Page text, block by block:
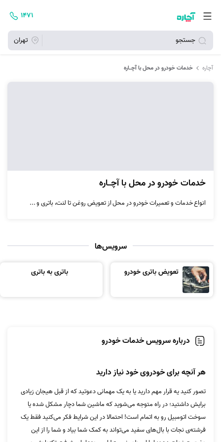
جستجو تهران
۱۴۷۱
آچاره خدمات خودرو در محل با آچــاره
خدمات خودرو در محل با آچــاره
انواع خدمات و تعمیرات خودرو در محل از تعویض روغن تا لنت، باتری و ...
سرویس‌ها
تعویض باتری خودرو باتری به باتری
درباره سرویس خدمات خودرو
هر آنچه برای خودروی خود نیاز دارید
تصور کنید یه قرار مهم دارید یا به یک مهمانی دعوتید که از قبل هیجان زیادی
برایش داشتید؛ در راه متوجه می‌شوید که ماشین‌ شما دچار مشکل شده یا
سوخت اتومبیل‌ رو به اتمام است! احتمالا در این شرایط فکر می‌کنید فقط یک
فرشته‌ی نجات با بال‌های سفید می‌تواند به کمک‌ شما بیاد و شما را از این